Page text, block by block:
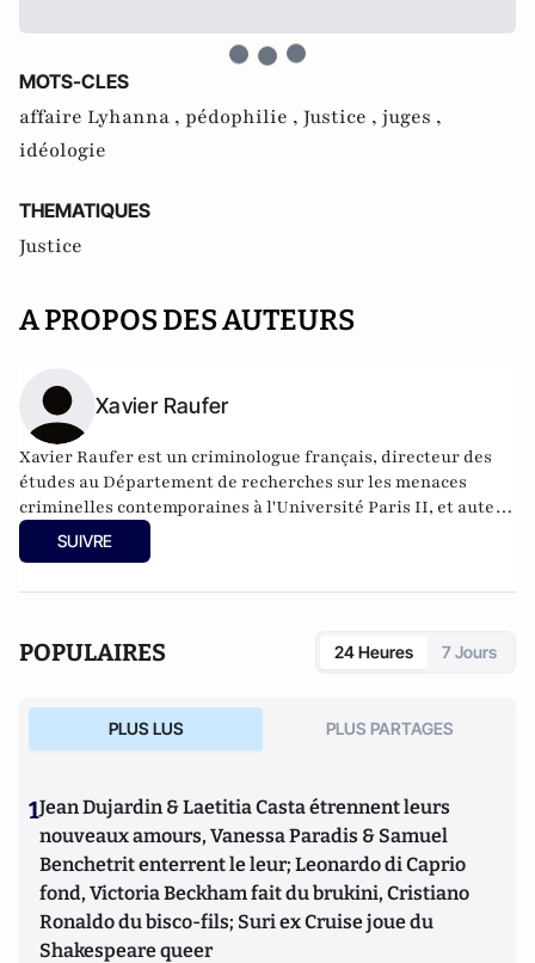
MOTS-CLES
affaire Lyhanna , pédophilie , Justice , juges ,
idéologie
THEMATIQUES
Justice
A PROPOS DES AUTEURS
Xavier Raufer
Xavier Raufer est un criminologue français, directeur des
études au Département de recherches sur les menaces
criminelles contemporaines à l'Université Paris II, et auteur
de nombreux ouvrages sur le sujet. Dernier en date:
criminalité organisée dans le chaos mondial : mafias,
SUIVRE
POPULAIRES 24 Heures 7 Jours
PLUS LUS PLUS PARTAGES
1Jean Dujardin & Laetitia Casta étrennent leurs
nouveaux amours, Vanessa Paradis & Samuel
Benchetrit enterrent le leur; Leonardo di Caprio
fond, Victoria Beckham fait du brukini, Cristiano
Ronaldo du bisco-fils; Suri ex Cruise joue du
Shakespeare queer